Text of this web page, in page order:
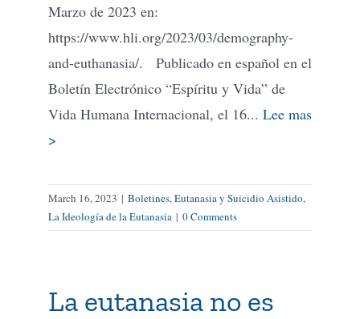
Marzo de 2023 en:
https://www.hli.org/2023/03/demography-
and-euthanasia/. Publicado en español en el
Boletín Electrónico “Espíritu y Vida” de
Vida Humana Internacional, el 16... Lee mas
>
March 16, 2023 | Boletines, Eutanasia y Suicidio Asistido,
La Ideología de la Eutanasia | 0 Comments
La eutanasia no es